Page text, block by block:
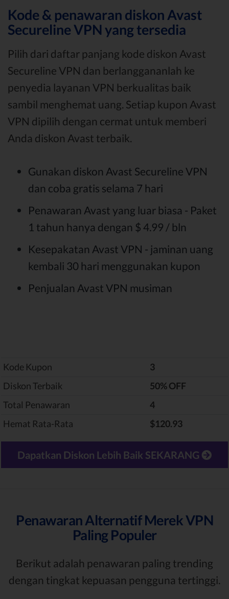
Kode & penawaran diskon Avast
Secureline VPN yang tersedia
Pilih dari daftar panjang kode diskon Avast
Secureline VPN dan berlanggananlah ke
penyedia layanan VPN berkualitas baik
sambil menghemat uang. Setiap kupon Avast
VPN dipilih dengan cermat untuk memberi
Anda diskon Avast terbaik.
Gunakan diskon Avast Secureline VPN
dan coba gratis selama 7 hari
Penawaran Avast yang luar biasa - Paket
1 tahun hanya dengan $ 4.99 / bln
Kesepakatan Avast VPN - jaminan uang
kembali 30 hari menggunakan kupon
Penjualan Avast VPN musiman
Kode Kupon
3
Diskon Terbaik
‎50% OFF
Total Penawaran
4
Hemat Rata-Rata
$120.93
Dapatkan Diskon Lebih Baik SEKARANG
Penawaran Alternatif Merek VPN
Paling Populer
Berikut adalah penawaran paling trending
dengan tingkat kepuasan pengguna tertinggi.